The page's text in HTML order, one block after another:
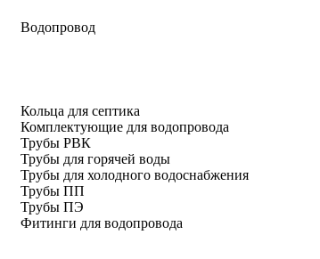
Водопровод
Кольца для септика
Комплектующие для водопровода
Трубы РВК
Трубы для горячей воды
Трубы для холодного водоснабжения
Трубы ПП
Трубы ПЭ
Фитинги для водопровода